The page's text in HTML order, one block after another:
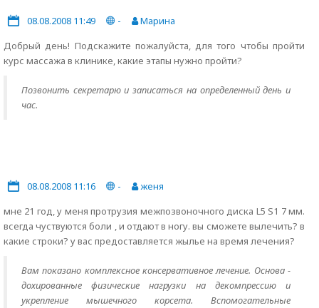
08.08.2008 11:49 -
Марина
Добрый день! Подскажите пожалуйста, для того чтобы пройти
курс массажа в клинике, какие этапы нужно пройти?
Позвонить секретарю и записаться на определенный день и
час.
08.08.2008 11:16 -
женя
мне 21 год, у меня протрузия межпозвоночного диска L5 S1 7 мм.
всегда чуствуются боли , и отдают в ногу. вы сможете вылечить? в
какие строки? у вас предоставляется жылье на время лечения?
Вам показано комплексное консервативное лечение. Основа -
дохированные физические нагрузки на декомпрессию и
укрепление мышечного корсета. Вспомогательные